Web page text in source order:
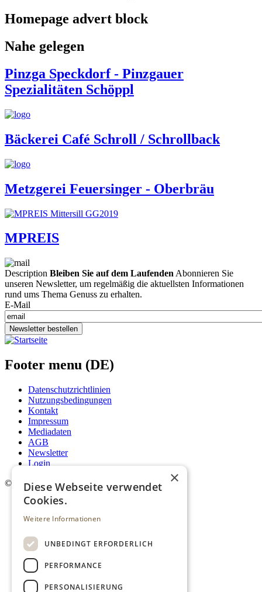
Homepage advert block
Nahe gelegen
Pinzga Speckdorf - Pinzgauer
Spezialitäten Schöppl
Bäckerei Café Schroll / Schrollback
Metzgerei Feuersinger - Oberbräu
MPREIS
Description Bleiben Sie auf dem Laufenden Abonnieren Sie
unseren Newsletter, um regelmäßig die aktuellsten Informationen
rund ums Thema Genuss zu erhalten.
E-Mail
Newsletter bestellen
Footer menu (DE)
Datenschutzrichtlinien
Nutzungsbedingungen
Kontakt
Impressum
Mediadaten
AGB
Newsletter
Login
© 2026. Alle Rechte vorbehalten. ×
Diese Webseite verwendet
Cookies.
Weitere Informationen
UNBEDINGT ERFORDERLICH
PERFORMANCE
PERSONALISIERUNG